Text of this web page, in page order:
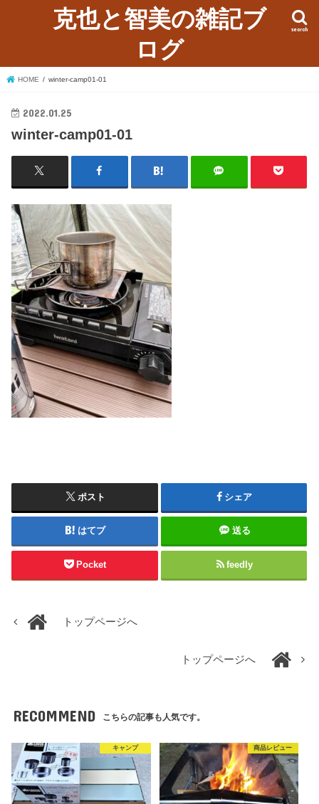
克也と智美の雑記ブ
ログ
search
HOME winter-camp01-01
2022.01.25
winter-camp01-01
ポスト シェア
はてブ 送る
Pocket feedly
トップページへ
トップページへ
RECOMMEND こちらの記事も人気です。
キャンプ 商品レビュー